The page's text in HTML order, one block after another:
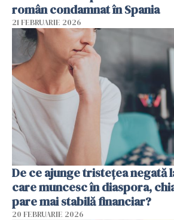
român condamnat în Spania
21 FEBRUARIE 2026
De ce ajunge tristețea negată
care muncesc în diaspora,
pare mai stabilă financiar?
20 FEBRUARIE 2026